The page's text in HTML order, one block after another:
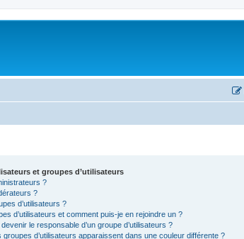
et groupes d’utilisateurs
?
?
d’utilisateurs ?
d’utilisateurs et comment puis-je en rejoindre un ?
le responsable d’un groupe d’utilisateurs ?
groupes d’utilisateurs apparaissent dans une couleur différente ?